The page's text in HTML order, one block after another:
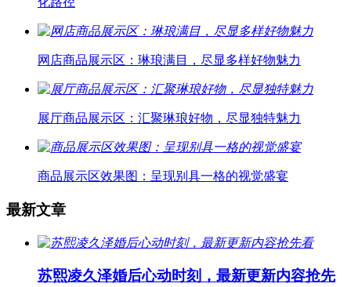
网店商品展示区：琳琅满目，尽显多样好物魅力
展厅商品展示区：汇聚琳琅好物，尽显独特魅力
商品展示区效果图：呈现别具一格的视觉盛宴
最新文章
苏熙凌久泽婚后心动时刻，最新更新内容抢先